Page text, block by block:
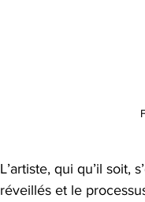
L’artiste, qui qu’il soit,
réveillés et le